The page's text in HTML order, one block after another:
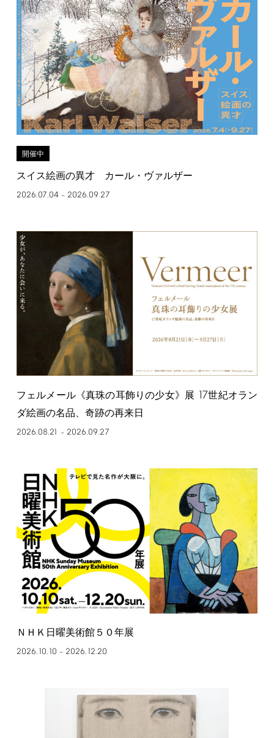
開催中
スイス絵画の異才 カール・ヴァルザー
2026.07.04– 2026.09.27
フェルメール《真珠の耳飾りの少女》展 17世紀オラン
ダ絵画の名品、奇跡の再来日
2026.08.21 – 2026.09.27
ＮＨＫ日曜美術館５０年展
2026.10.10 – 2026.12.20